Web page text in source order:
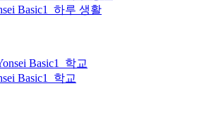
Basic1_하루 생활
Basic1_학교